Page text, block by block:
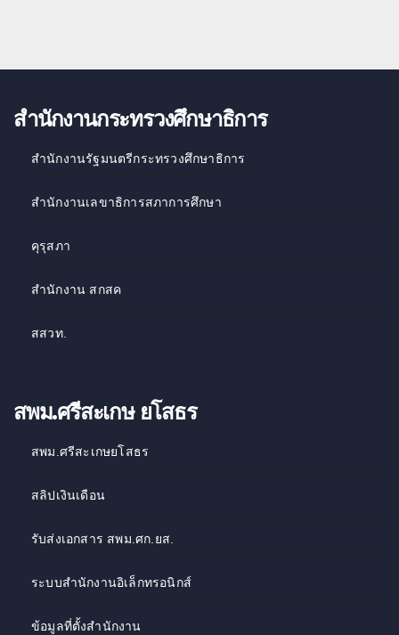
สำนักงานกระทรวงศึกษาธิการ
สำนักงานรัฐมนตรีกระทรวงศึกษาธิการ
สำนักงานเลขาธิการสภาการศึกษา
คุรุสภา
สำนักงาน สกสค
สสวท.
สพม.ศรีสะเกษ ยโสธร
สพม.ศรีสะเกษยโสธร
สลิปเงินเดือน
รับส่งเอกสาร สพม.ศก.ยส.
ระบบสำนักงานอิเล็กทรอนิกส์
ข้อมูลที่ตั้งสำนักงาน